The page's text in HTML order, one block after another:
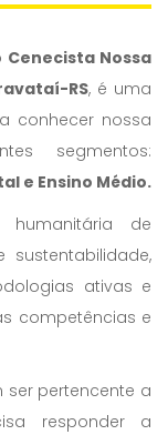
Cenecista Nossa
RS, é uma
conhecer nossa
segmentos:
e Ensino Médio.
humanitária de
ativas e
competências e
pertencente a
responder a